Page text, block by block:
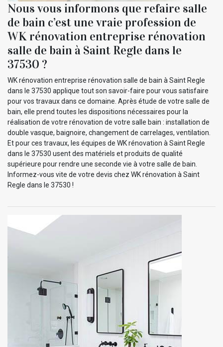
Nous vous informons que refaire salle
de bain c’est une vraie profession de
WK rénovation entreprise rénovation
salle de bain à Saint Regle dans le
37530 ?
WK rénovation entreprise rénovation salle de bain à Saint Regle
dans le 37530 applique tout son savoir-faire pour vous satisfaire
pour vos travaux dans ce domaine. Après étude de votre salle de
bain, elle prend toutes les dispositions nécessaires pour la
réalisation de votre rénovation de votre salle bain : installation de
double vasque, baignoire, changement de carrelages, ventilation.
Et pour ces travaux, les équipes de WK rénovation à Saint Regle
dans le 37530 usent des matériels et produits de qualité
supérieure pour rendre une seconde vie à votre salle de bain.
Informez-vous vite de votre devis chez WK rénovation à Saint
Regle dans le 37530 !